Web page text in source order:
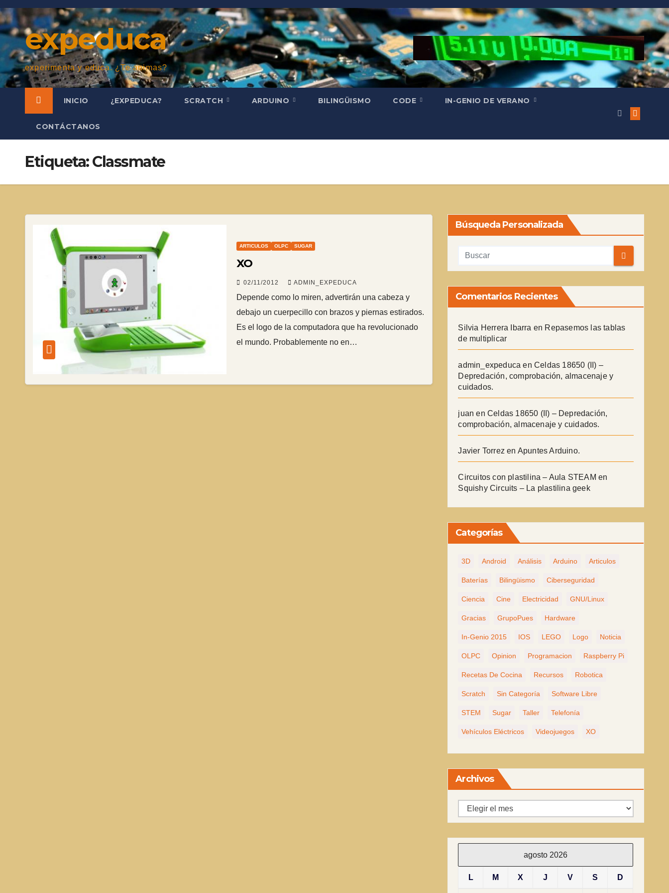
Saltar
al
contenidoexpeduca
experimenta y educa. ¿Te animas?
INICIO ¿EXPEDUCA? SCRATCH ARDUINO BILINGÜISMO CODE IN-GENIO DE VERANO
CONTÁCTANOS
Etiqueta:Classmate
ARTICULOS OLPC SUGAR
XO
02/11/2012 ADMIN_EXPEDUCA
Depende como lo miren, advertirán una cabeza y
debajo un cuerpecillo con brazos y piernas estirados.
Es el logo de la computadora que ha revolucionado
el mundo. Probablemente no en…
Búsqueda Personalizada
Comentarios Recientes
Silvia Herrera Ibarra en Repasemos las tablas
de multiplicar
admin_expeduca en Celdas 18650 (II) –
Depredación, comprobación, almacenaje y
cuidados.
juan en Celdas 18650 (II) – Depredación,
comprobación, almacenaje y cuidados.
Javier Torrez en Apuntes Arduino.
Circuitos con plastilina – Aula STEAM en
Squishy Circuits – La plastilina geek
Categorías
3D Android Análisis Arduino Articulos
Baterías Bilingüismo Ciberseguridad
Ciencia Cine Electricidad GNU/Linux
Gracias GrupoPues Hardware
In-Genio 2015 IOS LEGO Logo Noticia
OLPC Opinion Programacion Raspberry Pi
Recetas De Cocina Recursos Robotica
Scratch Sin Categoría Software Libre
STEM Sugar Taller Telefonía
Vehículos Eléctricos Videojuegos XO
Archivos
Archivos
agosto 2026
L M X J V S D